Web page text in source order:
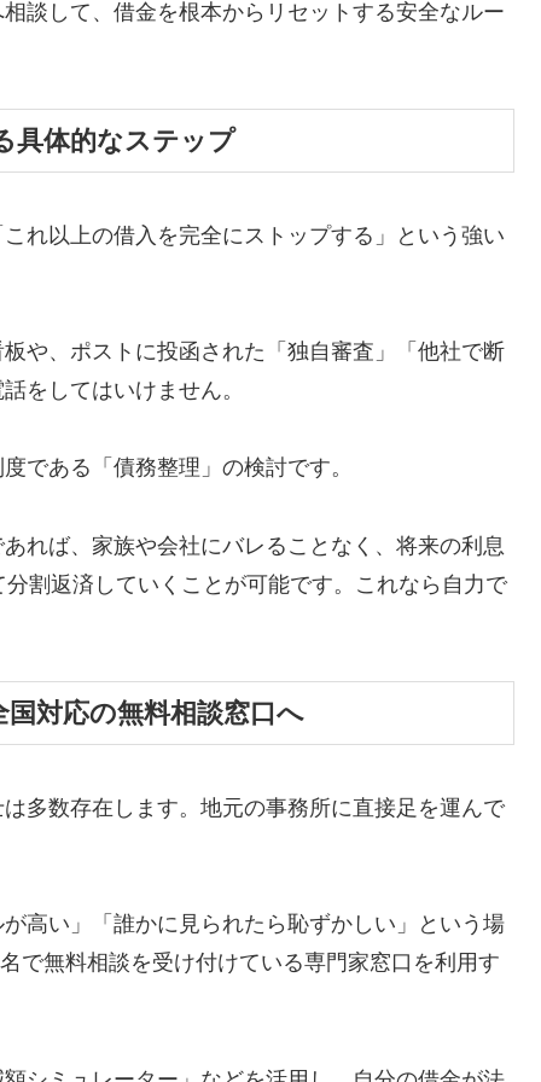
談して、借金を根本からリセットする安全なルー
具体的なステップ
れ以上の借入を完全にストップする」という強い
や、ポストに投函された「独自審査」「他社で断
をしてはいけません。
である「債務整理」の検討です。
れば、家族や会社にバレることなく、将来の利息
割返済していくことが可能です。これなら自力で
対応の無料相談窓口へ
多数存在します。地元の事務所に直接足を運んで
高い」「誰かに見られたら恥ずかしい」という場
で無料相談を受け付けている専門家窓口を利用す